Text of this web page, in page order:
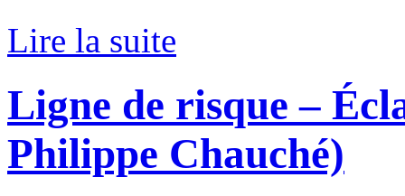
Lire la suite
Ligne de risque –
Philippe Chauché)